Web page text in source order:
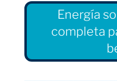
Energía
completa